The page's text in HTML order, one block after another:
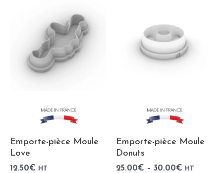
Emporte-pièce Moule
Love
12.50€ HT
Emporte-pièce Moule
Donuts
25.00€ – 30.00€ HT